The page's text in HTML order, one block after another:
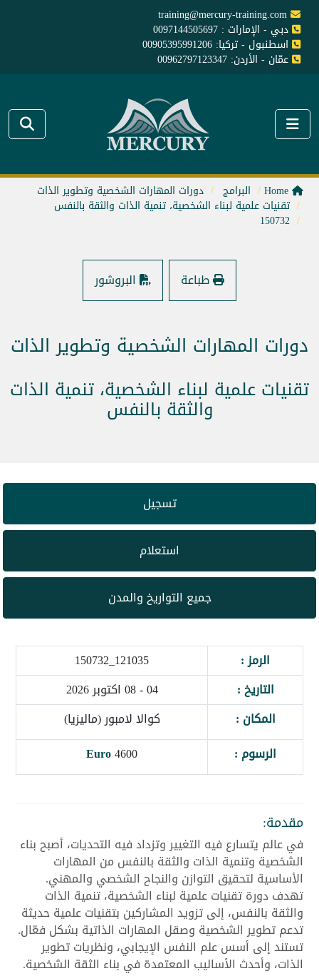
training@mercury-training.com
دبي - الإمارات : 0097144505697
اسطنبول - تركيا: 00905395991206
عمّان - الأردن: 00962797123347
البرامج دورات المهارات الشخصية وتطوير الذات
تقنيات علمية لبناء الشخصية، تنمية الذات والثقة بالنفس
150732
طباعة البروشور
دورات المهارات الشخصية وتطوير الذات
تقنيات علمية لبناء الشخصية، تنمية الذات
والثقة بالنفس
تسجيل
استعلام
جميع التواريخ والمدن
الرمز :
121035_150732
التاريخ :
04 - 08 اكتوبر 2026
المكان :
كوالا لامبور (ماليزيا)
الرسوم :
4600
Euro
مقدمة:
في عالم يتسارع فيه التغيير وتزداد فيه التحديات، أصبح بناء
الشخصية وتنمية الذات والثقة بالنفس من المهارات
الأساسية لتحقيق التوازن والنجاح الشخصي والمهني.
تهدف دورة تقنيات علمية لبناء الشخصية، تنمية الذات
والثقة بالنفس، إلى تزويد المشاركين بتقنيات علمية حديثة
تدعم تطوير الشخصية وصقل المهارات الذاتية بشكل فعّال.
تستند إلى أسس علم النفس الإيجابي، ونظريات تطوير
الذات، وأحدث الأساليب المعتمدة في بناء الثقة الشخصية.